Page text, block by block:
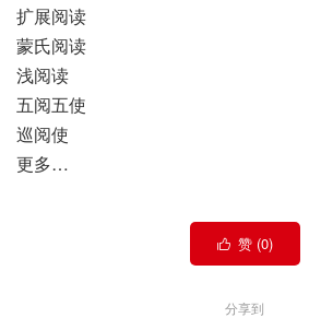
扩展阅读
蒙氏阅读
浅阅读
五阅五使
巡阅使
更多…
 赞 (0)
分享到